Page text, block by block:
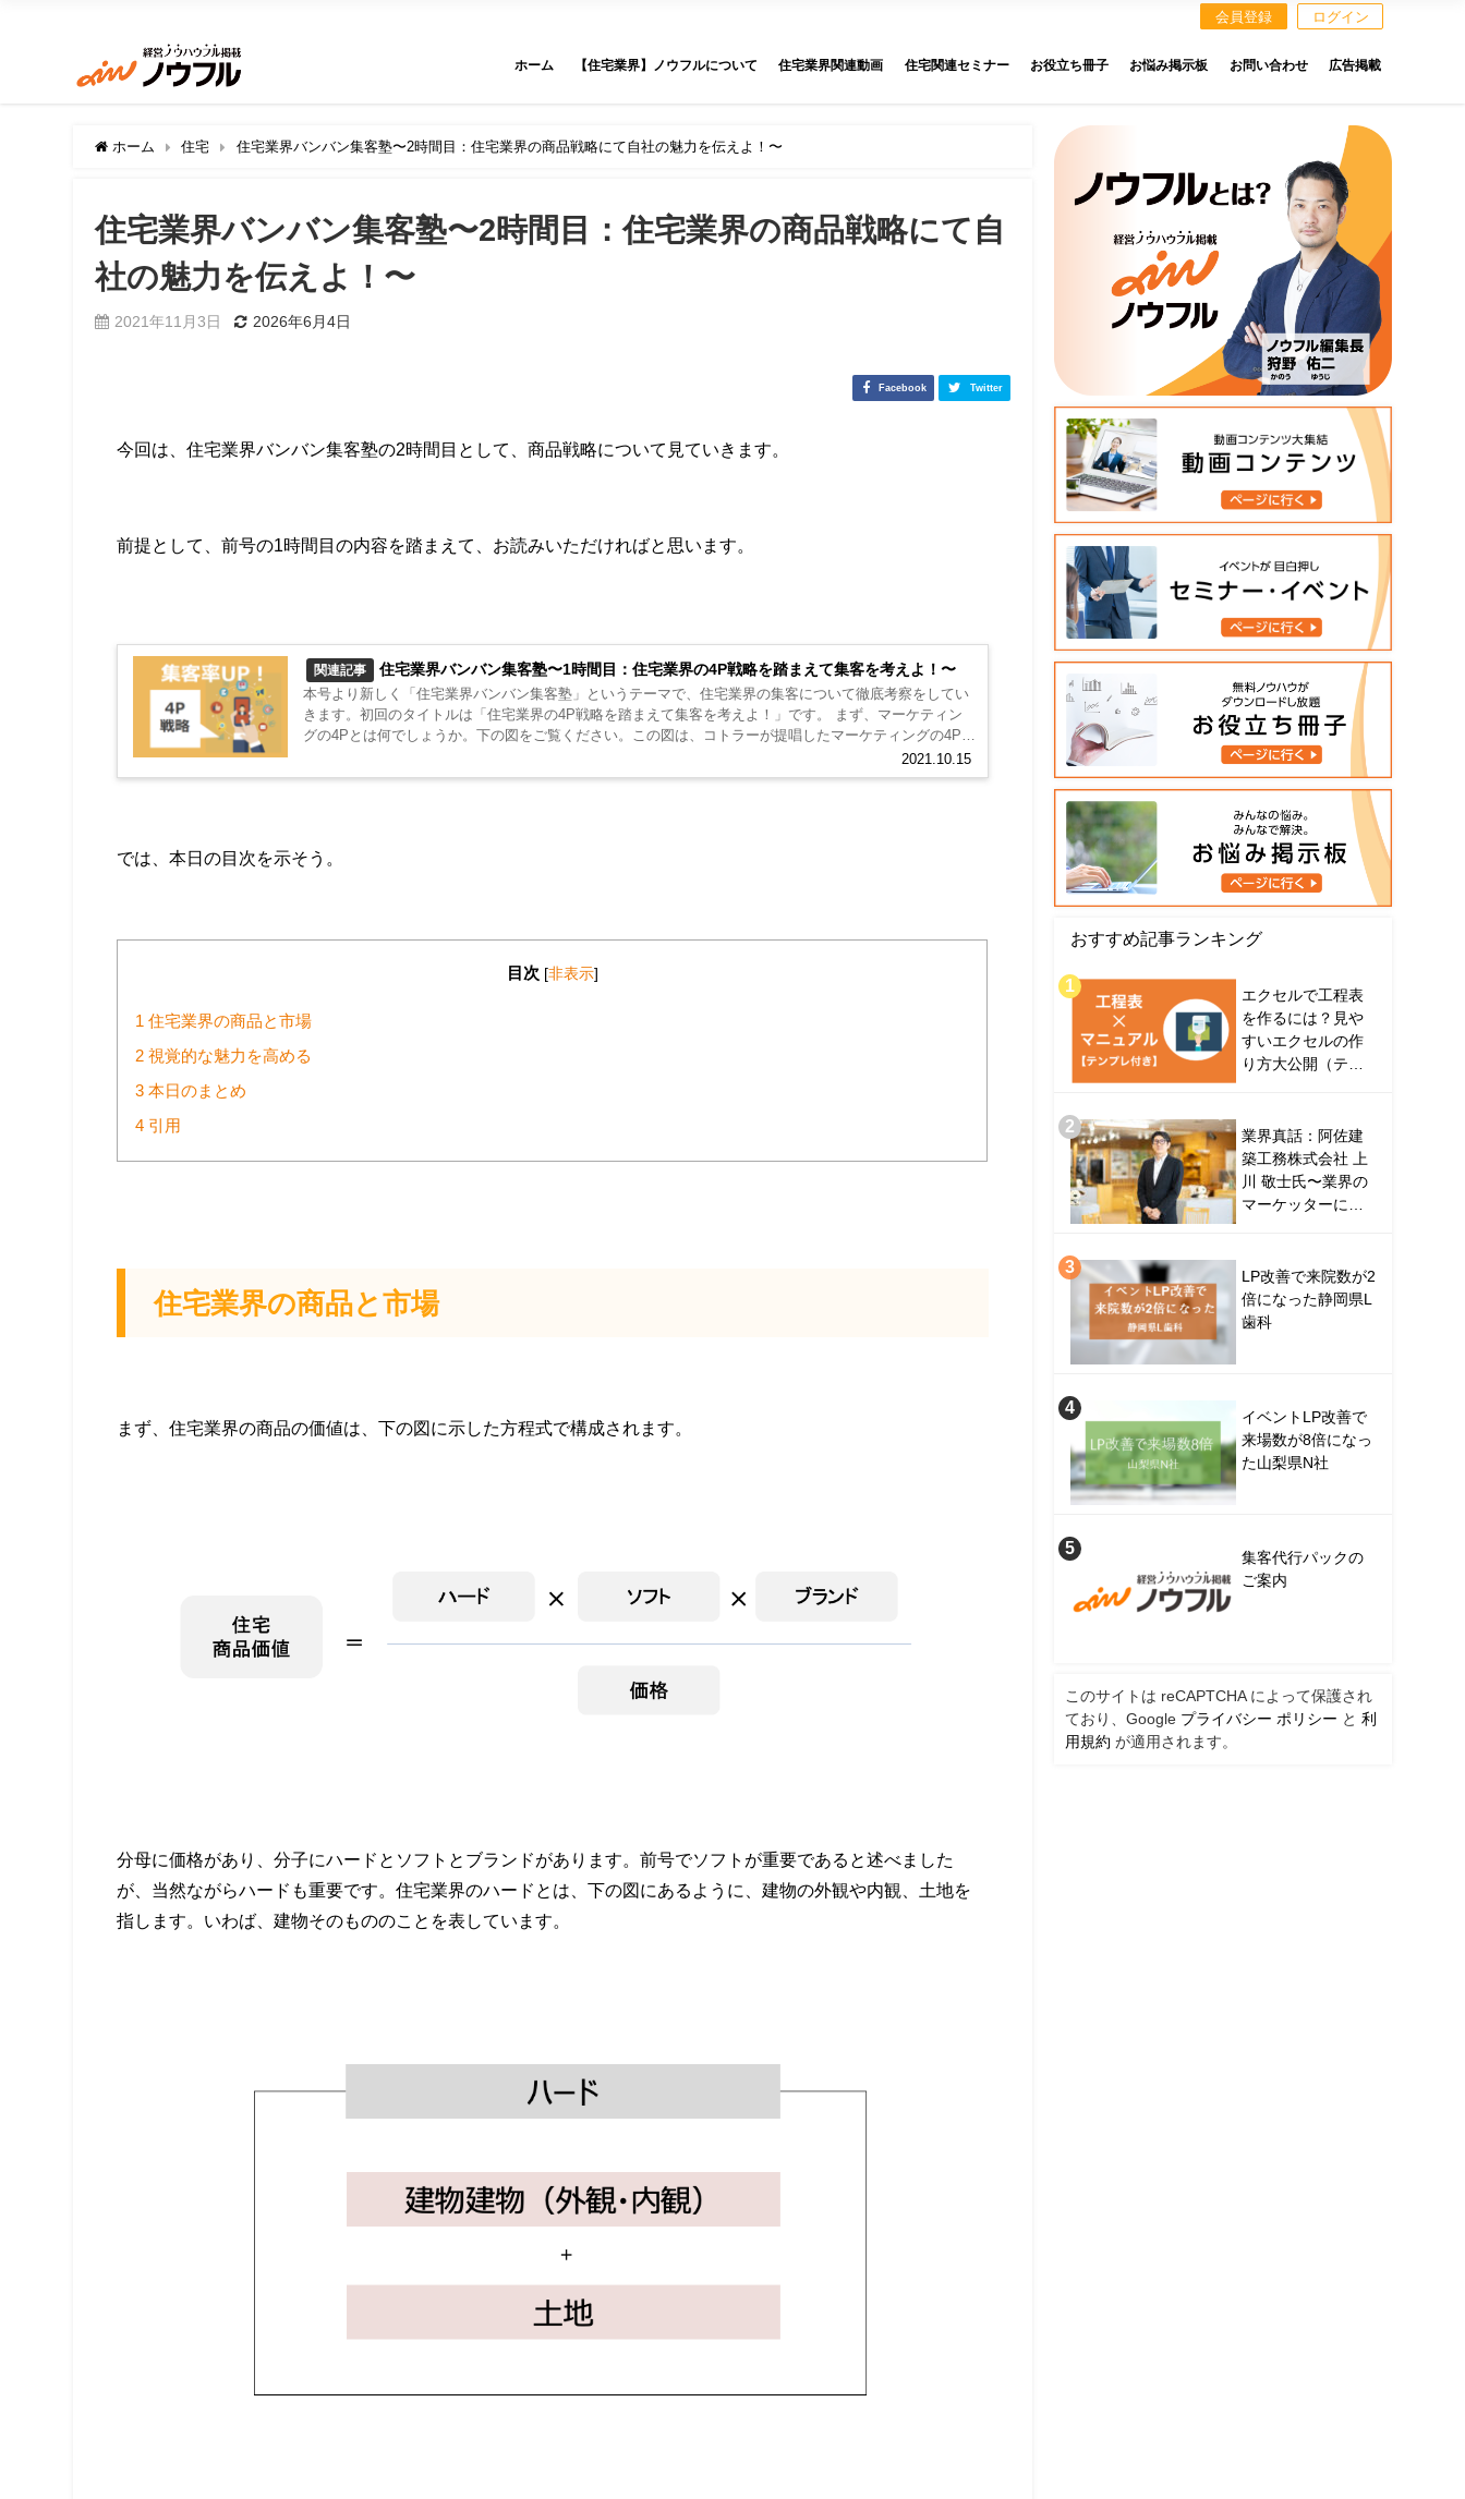
会員登録 ログイン
ホーム 【住宅業界】ノウフルについて 住宅業界関連動画 住宅関連セミナー お役立ち冊子 お悩み掲示板 お問い合わせ 広告掲載
ホーム 住宅 住宅業界バンバン集客塾〜2時間目：住宅業界の商品戦略にて自社の魅力を伝えよ！〜
住宅業界バンバン集客塾〜2時間目：住宅業界の商品戦略にて自
社の魅力を伝えよ！〜
2021年11月3日 2026年6月4日
Facebook Twitter
今回は、住宅業界バンバン集客塾の2時間目として、商品戦略について見ていきます。
前提として、前号の1時間目の内容を踏まえて、お読みいただければと思います。
関連記事 住宅業界バンバン集客塾〜1時間目：住宅業界の4P戦略を踏まえて集客を考えよ！〜
2021.10.15
本号より新しく「住宅業界バンバン集客塾」というテーマで、住宅業界の集客について徹底考察をしてい
きます。初回のタイトルは「住宅業界の4P戦略を踏まえて集客を考えよ！」です。 まず、マーケティン
グの4Pとは何でしょうか。下の図をご覧ください。この図は、コトラーが提唱したマーケティングの4P
では、本日の目次を示そう。
目次 [非表示]
1 住宅業界の商品と市場
2 視覚的な魅力を高める
3 本日のまとめ
4 引用
住宅業界の商品と市場
まず、住宅業界の商品の価値は、下の図に示した方程式で構成されます。
分母に価格があり、分子にハードとソフトとブランドがあります。前号でソフトが重要であると述べました
が、当然ながらハードも重要です。住宅業界のハードとは、下の図にあるように、建物の外観や内観、土地を
指します。いわば、建物そのもののことを表しています。
おすすめ記事ランキング
エクセルで工程表
を作るには？見や
すいエクセルの作
り方大公開（テン
業界真話：阿佐建
築工務株式会社 上
川 敬士氏〜業界の
マーケッターに訊
LP改善で来院数が2
倍になった静岡県L
歯科
イベントLP改善で
来場数が8倍になっ
た山梨県N社
集客代行パックの
ご案内
このサイトは reCAPTCHA によって保護され
ており、Google プライバシー ポリシー と 利
用規約 が適用されます。